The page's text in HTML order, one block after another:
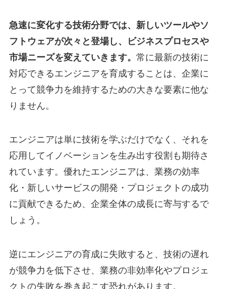
急速に変化する技術分野では、新しいツールやソ
フトウェアが次々と登場し、ビジネスプロセスや
市場ニーズを変えていきます。 常に最新の技術に
対応できるエンジニアを育成することは、企業に
とって競争力を維持するための大きな要素に他な
りません。
エンジニアは単に技術を学ぶだけでなく、それを
応用してイノベーションを生み出す役割も期待さ
れています。優れたエンジニアは、業務の効率
化・新しいサービスの開発・プロジェクトの成功
に貢献できるため、企業全体の成長に寄与するで
しょう。
逆にエンジニアの育成に失敗すると、技術の遅れ
が競争力を低下させ、業務の非効率化やプロジェ
クトの失敗を巻き起こす恐れがあります。